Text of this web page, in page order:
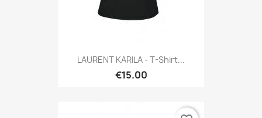
LAURENT KARILA - T-Shirt...
€15.00